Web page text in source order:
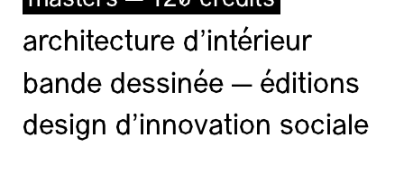
architecture d’intérieur
bande dessinée — éditions
design d'innovation sociale